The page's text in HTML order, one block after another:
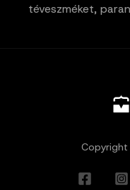
téveszméket,